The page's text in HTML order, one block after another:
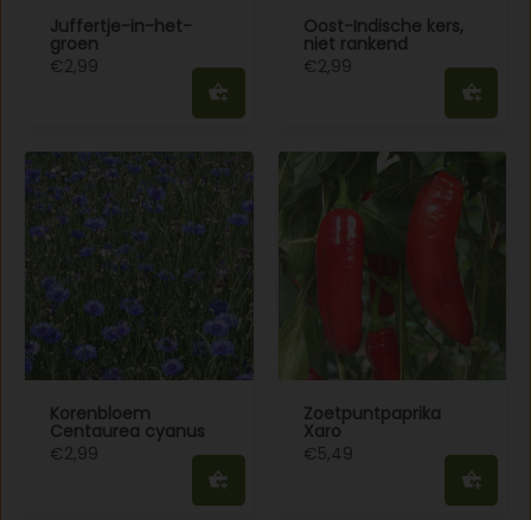
Juffertje-in-het-
groen
€2,99
Oost-Indische kers,
niet rankend
€2,99
Korenbloem
Centaurea cyanus
€2,99
Zoetpuntpaprika
Xaro
€5,49